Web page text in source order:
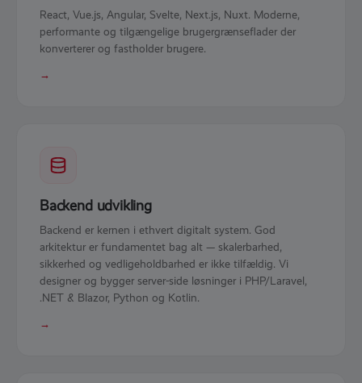
React, Vue.js, Angular, Svelte, Next.js, Nuxt. Moderne,
performante og tilgængelige brugergrænseflader der
konverterer og fastholder brugere.
→
Backend udvikling
Backend er kernen i ethvert digitalt system. God
arkitektur er fundamentet bag alt — skalerbarhed,
sikkerhed og vedligeholdbarhed er ikke tilfældig. Vi
designer og bygger server-side løsninger i PHP/Laravel,
.NET & Blazor, Python og Kotlin.
→